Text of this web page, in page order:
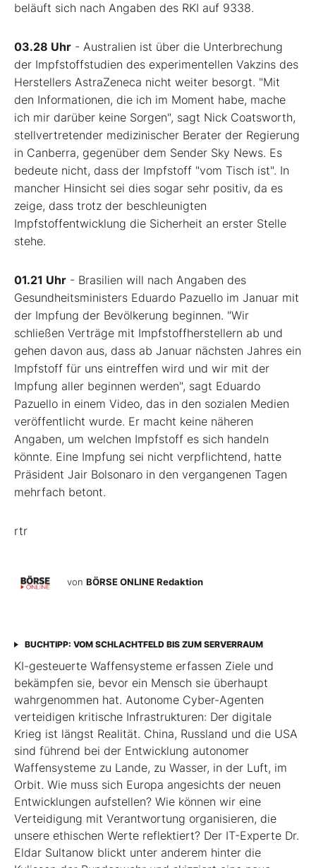
beläuft sich nach Angaben des RKI auf 9338.
03.28 Uhr - Australien ist über die Unterbrechung
der Impfstoffstudien des experimentellen Vakzins des
Herstellers AstraZeneca nicht weiter besorgt. "Mit
den Informationen, die ich im Moment habe, mache
ich mir darüber keine Sorgen", sagt Nick Coatsworth,
stellvertretender medizinischer Berater der Regierung
in Canberra, gegenüber dem Sender Sky News. Es
bedeute nicht, dass der Impfstoff "vom Tisch ist". In
mancher Hinsicht sei dies sogar sehr positiv, da es
zeige, dass trotz der beschleunigten
Impfstoffentwicklung die Sicherheit an erster Stelle
stehe.
01.21 Uhr - Brasilien will nach Angaben des
Gesundheitsministers Eduardo Pazuello im Januar mit
der Impfung der Bevölkerung beginnen. "Wir
schließen Verträge mit Impfstoffherstellern ab und
gehen davon aus, dass ab Januar nächsten Jahres ein
Impfstoff für uns eintreffen wird und wir mit der
Impfung aller beginnen werden", sagt Eduardo
Pazuello in einem Video, das in den sozialen Medien
veröffentlicht wurde. Er macht keine näheren
Angaben, um welchen Impfstoff es sich handeln
könnte. Eine Impfung sei nicht verpflichtend, hatte
Präsident Jair Bolsonaro in den vergangenen Tagen
mehrfach betont.
rtr
von BÖRSE ONLINE Redaktion
BUCHTIPP: VOM SCHLACHTFELD BIS ZUM SERVERRAUM
KI-gesteuerte Waffensysteme erfassen Ziele und
bekämpfen sie, bevor ein Mensch sie überhaupt
wahrgenommen hat. Autonome Cyber-Agenten
verteidigen kritische Infrastrukturen: Der digitale
Krieg ist längst Realität. China, Russland und die USA
sind führend bei der Entwicklung autonomer
Waffensysteme zu Lande, zu Wasser, in der Luft, im
Orbit. Wie muss sich Europa angesichts der neuen
Entwicklungen aufstellen? Wie können wir eine
Verteidigung mit Verantwortung organisieren, die
unsere ethischen Werte reflektiert? Der IT-Experte Dr.
Eldar Sultanow blickt unter anderem hinter die